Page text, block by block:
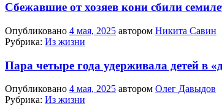
Сбежавшие от хозяев кони сбили
Опубликовано 4 мая, 2025 автором Никита Савин
Рубрика: Из жизни
Пара четыре года удерживала детей в
Опубликовано 4 мая, 2025 автором Олег Давыдов
Рубрика: Из жизни